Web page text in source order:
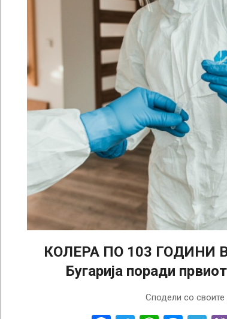
КОЛЕРА ПО 103 ГОДИНИ
Бугарија поради
Сподели со своите